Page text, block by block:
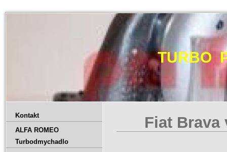
TURBO
Fiat
Kontakt
ALFA ROMEO
Turbodmychadlo